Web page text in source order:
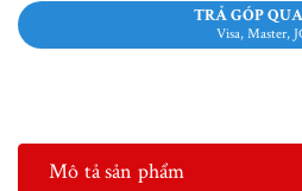
TRẢ GÓP
Visa, Master,
Mô tả sản phẩm